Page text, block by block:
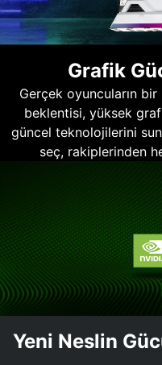
Grafik
Gerçek oyuncuların
beklentisi, yüksek
güncel teknolojilerini
seç, rakiplerinden
Yeni Neslin